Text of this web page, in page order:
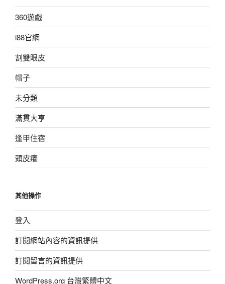
360遊戲
i88官網
割雙眼皮
帽子
未分類
滿貫大亨
逢甲住宿
頭皮癢
其他操作
登入
訂閱網站內容的資訊提供
訂閱留言的資訊提供
WordPress.org 台灣繁體中文